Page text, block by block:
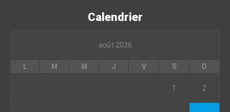
Calendrier
août 2026
L M M J V S D
1 2